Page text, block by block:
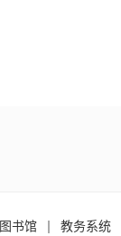
图书馆 教务系统